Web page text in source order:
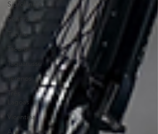
Sidrolândia
Sonora
Tacuru
Tacuru
Taquarussu
Terenos
Lagoas
Vicentina
Aral